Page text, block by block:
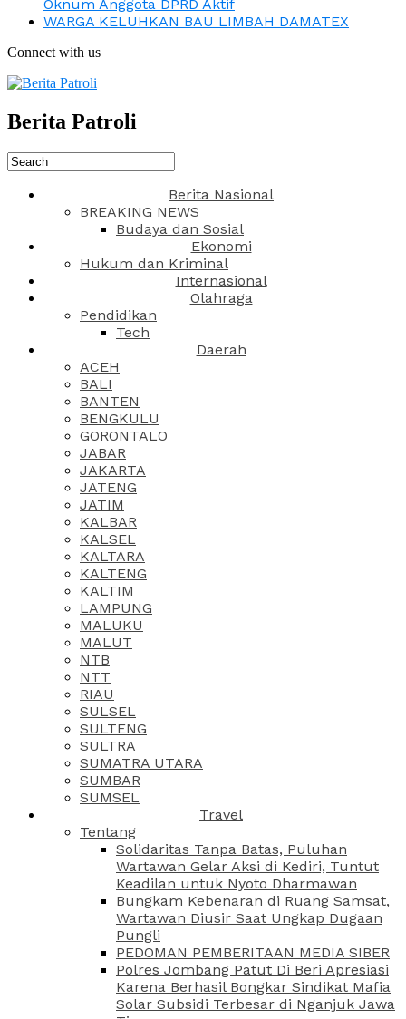
Oknum Anggota DPRD Aktif
WARGA KELUHKAN BAU LIMBAH DAMATEX
Connect with us
Berita Patroli
Berita Nasional
BREAKING NEWS
Budaya dan Sosial
Ekonomi
Hukum dan Kriminal
Internasional
Olahraga
Pendidikan
Tech
Daerah
ACEH
BALI
BANTEN
BENGKULU
GORONTALO
JABAR
JAKARTA
JATENG
JATIM
KALBAR
KALSEL
KALTARA
KALTENG
KALTIM
LAMPUNG
MALUKU
MALUT
NTB
NTT
RIAU
SULSEL
SULTENG
SULTRA
SUMATRA UTARA
SUMBAR
SUMSEL
Travel
Tentang
Solidaritas Tanpa Batas, Puluhan
Wartawan Gelar Aksi di Kediri, Tuntut
Keadilan untuk Nyoto Dharmawan
Bungkam Kebenaran di Ruang Samsat,
Wartawan Diusir Saat Ungkap Dugaan
Pungli
PEDOMAN PEMBERITAAN MEDIA SIBER
Polres Jombang Patut Di Beri Apresiasi
Karena Berhasil Bongkar Sindikat Mafia
Solar Subsidi Terbesar di Nganjuk Jawa